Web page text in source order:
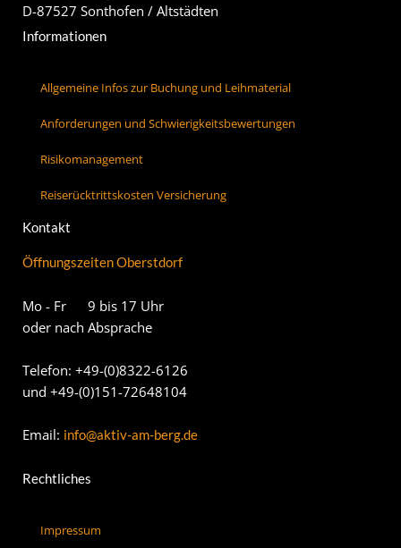
D-87527 Sonthofen / Altstädten
Informationen
Allgemeine Infos zur Buchung und Leihmaterial
Anforderungen und Schwierigkeitsbewertungen
Risikomanagement
Reiserücktrittskosten Versicherung
Kontakt
Öffnungszeiten Oberstdorf
Mo - Fr 9 bis 17 Uhr
oder nach Absprache
Telefon: +49-(0)8322-6126
und +49-(0)151-72648104
Email: info@aktiv-am-berg.de
Rechtliches
Impressum